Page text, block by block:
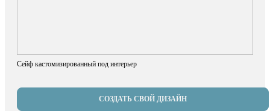
Сейф кастомизированный под интерьер
СОЗДАТЬ СВОЙ ДИЗАЙН